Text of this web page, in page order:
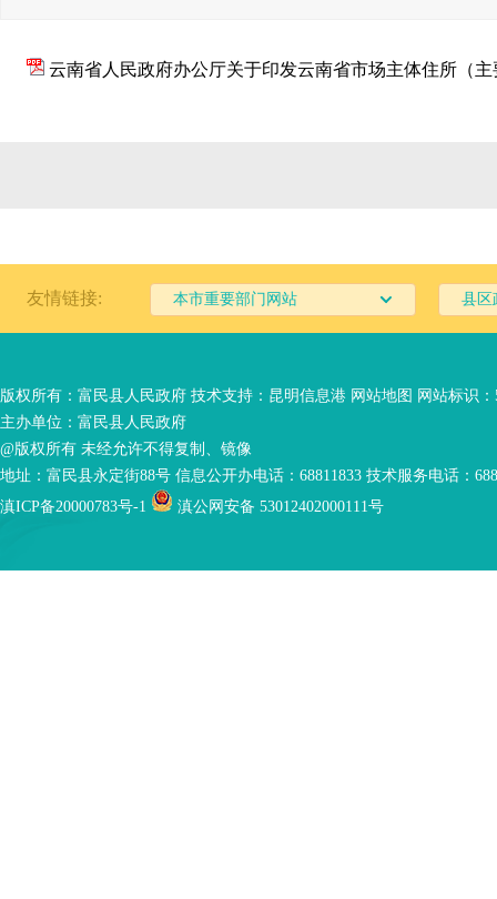
云南省人民政府办公厅关于印发云南省市场主体住所（
友情链接: 本市重要部门网站 县区
版权所有：富民县人民政府 技术支持： 昆明信息港 网站地图 网站标识：
主办单位：富民县人民政府
@版权所有 未经允许不得复制、镜像
地址：富民县永定街88号 信息公开办电话：68811833 技术服务电话：
滇ICP备20000783号-1
滇公网安备 53012402000111号